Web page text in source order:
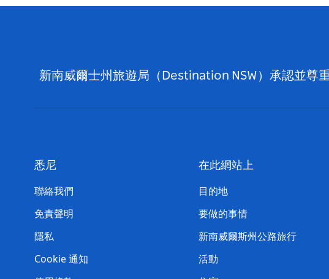
新南威爾士州旅遊局（Destination NSW）承認並尊
悉尼
聯絡我們
免責聲明
隱私
Cookie 通知
在此網站上
目的地
要做的事情
新南威爾斯州公路旅行
活動